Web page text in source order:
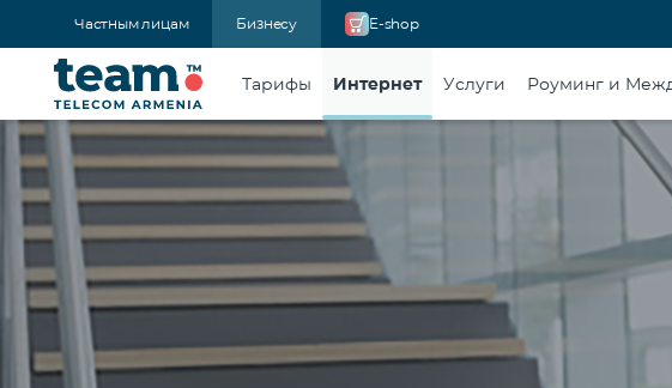
Частным лицам Бизнесу E-shop
Тарифы Интернет Услуги Роуминг и